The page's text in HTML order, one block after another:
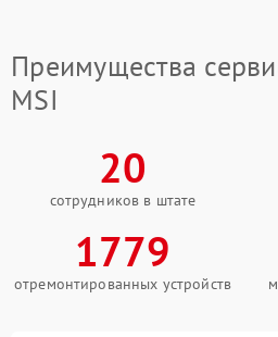
Преимущества
MSI
20
сотрудников в штате
1779
отремонтированных устройств